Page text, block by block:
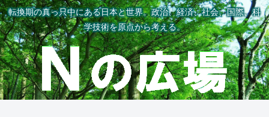
転換期の真っ只中にある日本と世界。政治、経済、社会、国際、科
学技術を原点から考える。